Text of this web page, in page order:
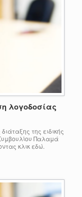
λογοδοσίας
της ειδικής
Παλαμά
κλικ εδώ.